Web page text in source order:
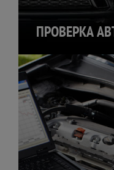
ПРОВЕРКА